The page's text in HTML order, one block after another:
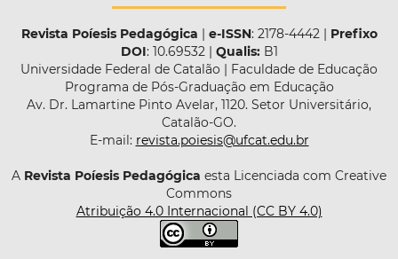
Revista Poíesis Pedagógica e-ISSN: 2178-4442 | Prefixo
DOI: 10.69532 | Qualis:B1
Universidade Federal de Catalão | Faculdade de Educação
Programa de Pós-Graduação em Educação
Av. Dr. Lamartine Pinto Avelar, 1120. Setor Universitário,
Catalão-GO.
E-mail: revista.poiesis@ufcat.edu.br
A Revista Poíesis Pedagógica esta Licenciada com Creative
Commons
Atribuição 4.0 Internacional (CC BY 4.0)